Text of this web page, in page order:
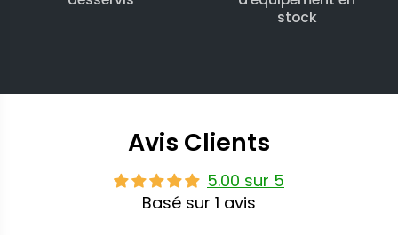
stock
Avis Clients
5.00 sur 5
Basé sur 1 avis